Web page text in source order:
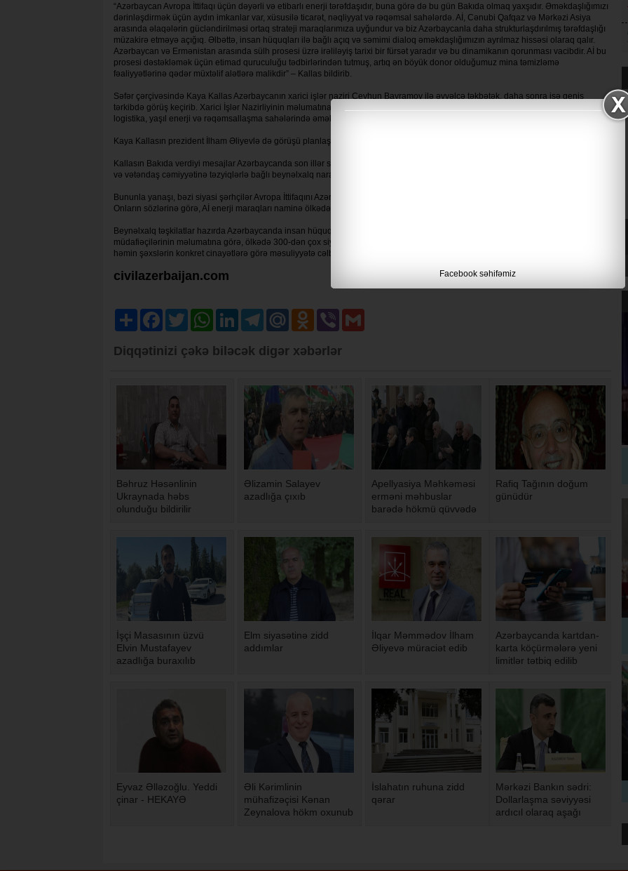
“Azərbaycan Avropa İttifaqı üçün dəyərli və etibarlı enerji tərəfdaşıdır, buna görə də bu gün Bakıda olmaq yaxşıdır. Əməkdaşlığımızı
dərinləşdirmək üçün aydın imkanlar var, xüsusilə ticarət, nəqliyyat və rəqəmsal sahələrdə. Aİ, Cənubi Qafqaz və Mərkəzi Asiya
arasında əlaqələrin gücləndirilməsi ortaq strateji maraqlarımıza uyğundur və biz Azərbaycanla daha strukturlaşdırılmış tərəfdaşlığı
müzakirə etməyə açığıq. Əlbəttə, insan hüquqları ilə bağlı açıq və səmimi dialoq əməkdaşlığımızın ayrılmaz hissəsi olaraq qalır.
Azərbaycan və Ermənistan arasında sülh prosesi üzrə irəliləyiş tarixi bir fürsət yaradır və bu dinamikanın qorunması vacibdir. Aİ bu
prosesi dəstəkləmək üçün etimad quruculuğu tədbirlərindən tutmuş, artıq ən böyük donor olduğumuz mina təmizləmə
fəaliyyətlərinə qədər müxtəlif alətlərə malikdir” – Kallas bildirib.
Səfər çərçivəsində Kaya Kallas Azərbaycanın xarici işlər naziri Ceyhun Bayramov ilə əvvəlcə təkbətək, daha sonra isə geniş
tərkibdə görüş keçirib. Xarici İşlər Nazirliyinin məlumatına görə, danışıqlarda iqtisadiyyat, ticarət, enerji təhlükəsizliyi, nəqliyyat və
logistika, yaşıl enerji və rəqəmsallaşma sahələrində əməkdaşlığın genişləndirilməsi imkanları müzakirə olunub.
Kaya Kallasın prezident İlham Əliyevlə də görüşü planlaşdırılır.
Kallasın Bakıda verdiyi mesajlar Azərbaycanda son illər siyasi məhbusların sayının artması, media azadlığının məhdudlaşdırılması
və vətəndaş cəmiyyətinə təzyiqlərlə bağlı beynəlxalq narahatlıqlar fonunda səslənib.
Bununla yanaşı, bəzi siyasi şərhçilər Avropa İttifaqını Azərbaycanla iqtisadi əməkdaşlığı genişləndirdiyinə görə tənqid edirlər.
Onların sözlərinə görə, Aİ enerji maraqları naminə ölkədəki siyasi vəziyyətə göz yumur.
Beynəlxalq təşkilatlar hazırda Azərbaycanda insan hüquqları ilə bağlı vəziyyəti narahatlıq doğuran kimi qiymətləndirir. Yerli hüquq
müdafiəçilərinin məlumatına görə, ölkədə 300-dən çox siyasi məhbus olduğu bildirilir. Hakimiyyət isə bu iddiaları qəbul etmir və
həmin şəxslərin konkret cinayətlərə görə məsuliyyətə cəlb olunduğunu bəyan edir.
civilazerbaijan.com
Share FacebookTwitter WhatsAppLinkedInTelegramMail.Ru Odnoklassniki
Viber
Diqqətinizi çəkə biləcək digər xəbərlər
Bəhruz Həsənlinin
Ukraynada həbs
olunduğu bildirilir
Əlizamin Salayev
azadlığa çıxıb
Apellyasiya Məhkəməsi
erməni məhbuslar
barədə hökmü qüvvədə
Rafiq Tağının doğum
günüdür
İşçi Masasının üzvü
Elvin Mustafayev
azadlığa buraxılıb
Elm siyasətinə zidd
addımlar
İlqar Məmmədov İlham
Əliyevə müraciət edib
Azərbaycanda kartdan-
karta köçürmələrə yeni
limitlər tətbiq edilib
Eyvaz Əlləzoğlu. Yeddi
çinar - HEKAYƏ
Əli Kərimlinin
mühafizəçisi Kənan
Zeynalova hökm oxunub
İslahatın ruhuna zidd
qərar
Mərkəzi Bankın sədri:
Dollarlaşma səviyyəsi
ardıcıl olaraq aşağı
Facebook səhifəmiz